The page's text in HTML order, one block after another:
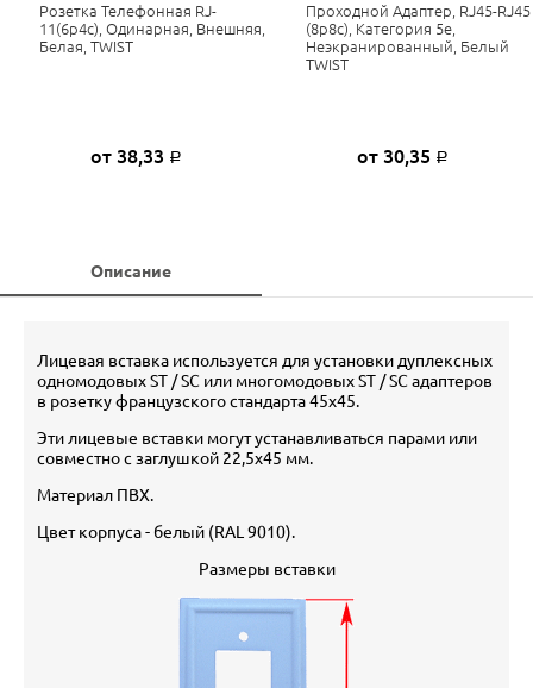
Розетка Телефонная RJ-
11(6p4c), Одинарная, Внешняя,
Белая, TWIST
от 38,33 Р
Проходной Адаптер, RJ45-RJ45
(8p8c), Категория 5е,
Неэкранированный, Белый
TWIST
от 30,35 Р
Описание
Лицевая вставка используется для установки дуплексных
одномодовых ST / SC или многомодовых ST / SC адаптеров
в розетку французского стандарта 45х45.
Эти лицевые вставки могут устанавливаться парами или
совместно с заглушкой 22,5х45 мм.
Материал ПВХ.
Цвет корпуса - белый (RAL 9010).
Размеры вставки